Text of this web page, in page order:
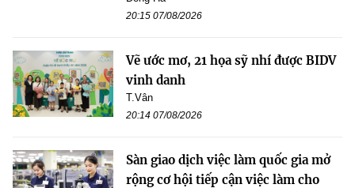
20:15 07/08/2026
Vẽ ước mơ, 21 họa sỹ nhí được BIDV
vinh danh
T.Vân
20:14 07/08/2026
Sàn giao dịch việc làm quốc gia mở
rộng cơ hội tiếp cận việc làm cho